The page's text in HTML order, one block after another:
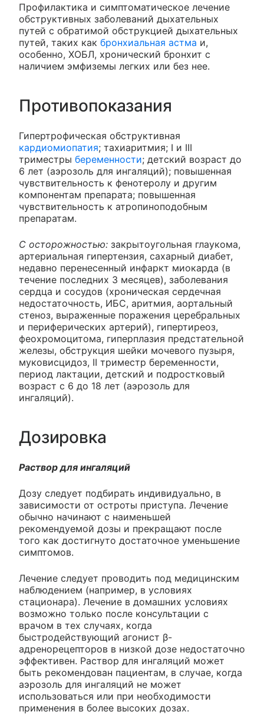
Профилактика и симптоматическое лечение
обструктивных заболеваний дыхательных
путей с обратимой обструкцией дыхательных
путей, таких как бронхиальная астма и,
особенно, ХОБЛ, хронический бронхит с
наличием эмфиземы легких или без нее.
Противопоказания
Гипертрофическая обструктивная
кардиомиопатия; тахиаритмия; I и III
триместры беременности; детский возраст до
6 лет (аэрозоль для ингаляций); повышенная
чувствительность к фенотеролу и другим
компонентам препарата; повышенная
чувствительность к атропиноподобным
препаратам.
С осторожностью: закрытоугольная глаукома,
артериальная гипертензия, сахарный диабет,
недавно перенесенный инфаркт миокарда (в
течение последних 3 месяцев), заболевания
сердца и сосудов (хроническая сердечная
недостаточность, ИБС, аритмия, аортальный
стеноз, выраженные поражения церебральных
и периферических артерий), гипертиреоз,
феохромоцитома, гиперплазия предстательной
железы, обструкция шейки мочевого пузыря,
муковисцидоз, II триместр беременности,
период лактации, детский и подростковый
возраст с 6 до 18 лет (аэрозоль для
ингаляций).
Дозировка
Раствор для ингаляций
Дозу следует подбирать индивидуально, в
зависимости от остроты приступа. Лечение
обычно начинают с наименьшей
рекомендуемой дозы и прекращают после
того как достигнуто достаточное уменьшение
симптомов.
Лечение следует проводить под медицинским
наблюдением (например, в условиях
стационара). Лечение в домашних условиях
возможно только после консультации с
врачом в тех случаях, когда
быстродействующий агонист β-
адренорецепторов в низкой дозе недостаточно
эффективен. Раствор для ингаляций может
быть рекомендован пациентам, в случае, когда
аэрозоль для ингаляций не может
использоваться или при необходимости
применения в более высоких дозах.